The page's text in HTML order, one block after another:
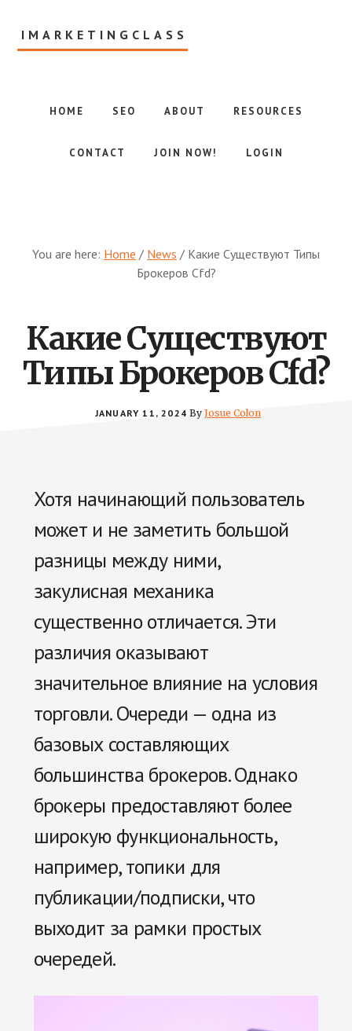
mainIMARKETINGCLASS
HOME SEO ABOUT RESOURCES
CONTACT JOIN NOW! LOGIN
You are here: Home / News / Какие Существуют Типы
Брокеров Cfd?
Какие Существуют
Типы Брокеров Cfd?
JANUARY 11, 2024 ByJosue Colon
Хотя начинающий пользователь
может и не заметить большой
разницы между ними,
закулисная механика
существенно отличается. Эти
различия оказывают
значительное влияние на условия
торговли. Очереди — одна из
базовых составляющих
большинства брокеров. Однако
брокеры предоставляют более
широкую функциональность,
например, топики для
публикации/подписки, что
выходит за рамки простых
очередей.